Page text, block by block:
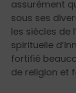
assurément
sous ses
les siècles de
spirituelle
fortifié
de religion et